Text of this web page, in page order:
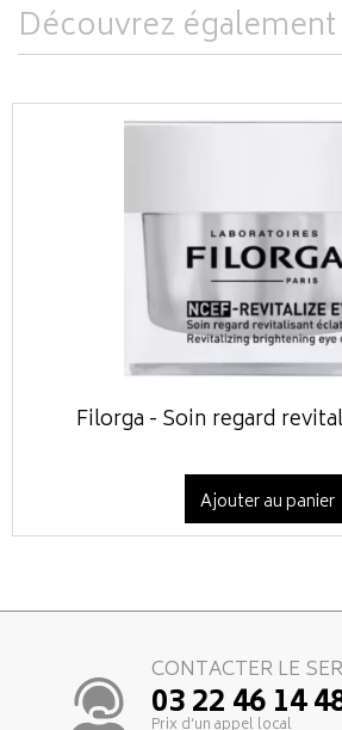
Découvrez également
Filorga - Soin regard
Ajouter au panier
CONTACTER LE
03 22 46 14